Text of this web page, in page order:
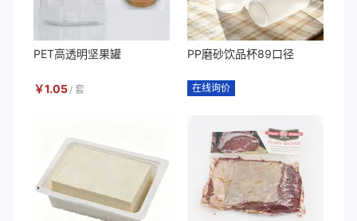
PET高透明坚果罐
￥1.05 / 套
PP磨砂饮品杯89口径
在线询价